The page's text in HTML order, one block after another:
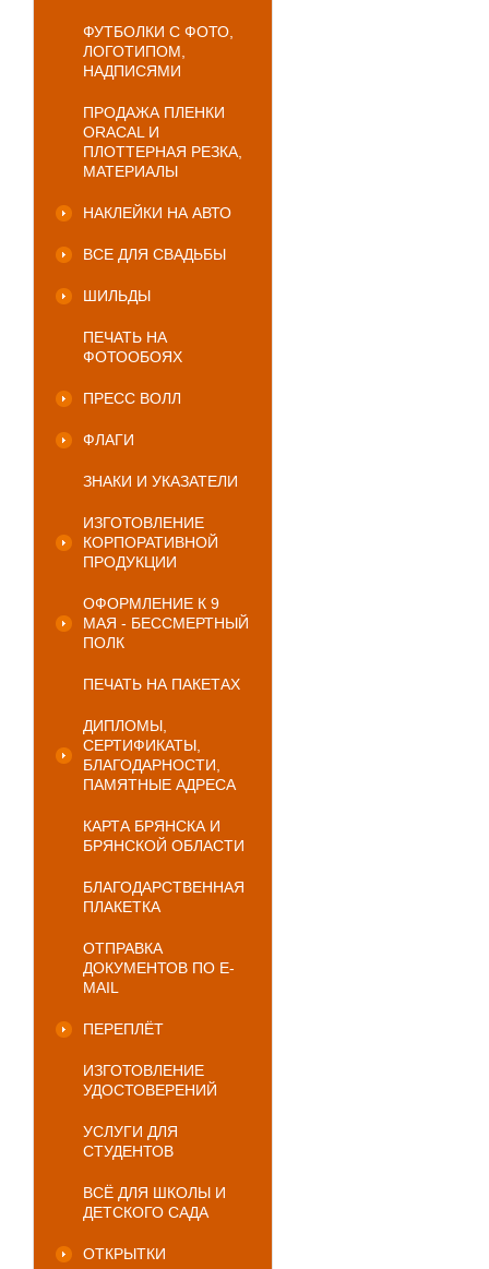
ФУТБОЛКИ С ФОТО,
ЛОГОТИПОМ,
НАДПИСЯМИ
ПРОДАЖА ПЛЕНКИ
ORACAL И
ПЛОТТЕРНАЯ РЕЗКА,
МАТЕРИАЛЫ
НАКЛЕЙКИ НА АВТО
ВСЕ ДЛЯ СВАДЬБЫ
ШИЛЬДЫ
ПЕЧАТЬ НА
ФОТООБОЯХ
ПРЕСС ВОЛЛ
ФЛАГИ
ЗНАКИ И УКАЗАТЕЛИ
ИЗГОТОВЛЕНИЕ
КОРПОРАТИВНОЙ
ПРОДУКЦИИ
ОФОРМЛЕНИЕ К 9
МАЯ - БЕССМЕРТНЫЙ
ПОЛК
ПЕЧАТЬ НА ПАКЕТАХ
ДИПЛОМЫ,
СЕРТИФИКАТЫ,
БЛАГОДАРНОСТИ,
ПАМЯТНЫЕ АДРЕСА
КАРТА БРЯНСКА И
БРЯНСКОЙ ОБЛАСТИ
БЛАГОДАРСТВЕННАЯ
ПЛАКЕТКА
ОТПРАВКА
ДОКУМЕНТОВ ПО E-
MAIL
ПЕРЕПЛЁТ
ИЗГОТОВЛЕНИЕ
УДОСТОВЕРЕНИЙ
УСЛУГИ ДЛЯ
СТУДЕНТОВ
ВСЁ ДЛЯ ШКОЛЫ И
ДЕТСКОГО САДА
ОТКРЫТКИ